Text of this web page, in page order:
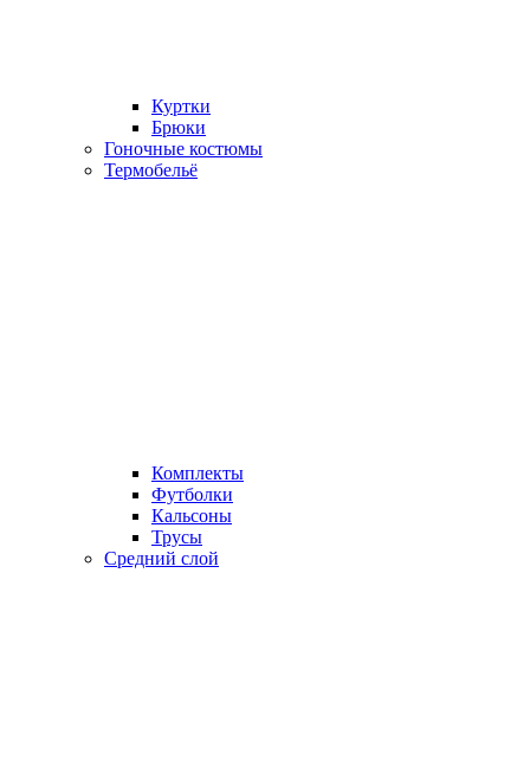
Куртки
Брюки
Гоночные костюмы
Термобельё
Комплекты
Футболки
Кальсоны
Трусы
Средний слой